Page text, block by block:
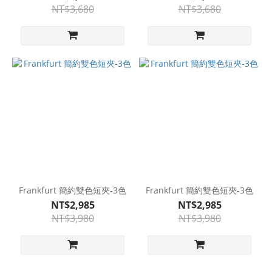
NT$3,680
NT$3,680
Frankfurt 簡約雙色短夾-3色
NT$2,985
NT$3,980
Frankfurt 簡約雙色短夾-3色
NT$2,985
NT$3,980